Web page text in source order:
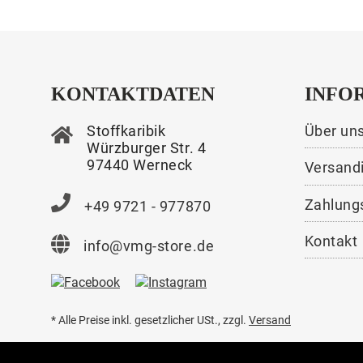
KONTAKTDATEN
Stoffkaribik
Würzburger Str. 4
97440 Werneck
+49 9721 - 977870
info@vmg-store.de
Über
Kontakt
* Alle Preise inkl. gesetzlicher USt., zzgl. Versand